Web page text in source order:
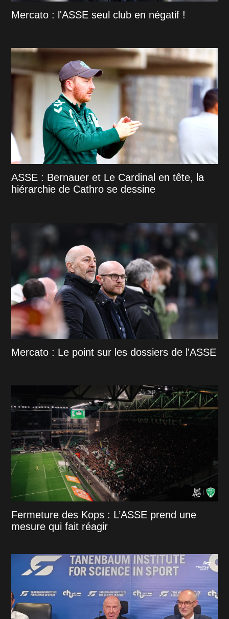
Mercato : l'ASSE seul club en négatif !
ASSE : Bernauer et Le Cardinal en tête, la
hiérarchie de Cathro se dessine
Mercato : Le point sur les dossiers de l'ASSE
Fermeture des Kops : L’ASSE prend une
mesure qui fait réagir